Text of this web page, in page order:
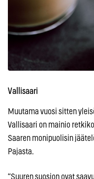
Vallisaari
Muutama vuosi sitten
Vallisaari on mainio
Saaren monipuolisin
Pajasta.
“Suuren suosion ovat